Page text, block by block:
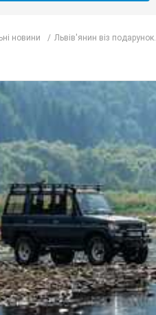
новини Львів'янин віз подарунок...